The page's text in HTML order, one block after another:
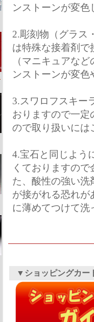
ンストーンが変
2.彫刻物（グラス
は特殊な接着剤で
（マニキュアな
ンストーンが変
3.スワロフスキー
おりますので一
ので取り扱いには
4.宝石と同じよう
くておりますの
た、酸性の強い洗
が接がれる恐れが
に薄めてつけて洗
▼ショッピングカー